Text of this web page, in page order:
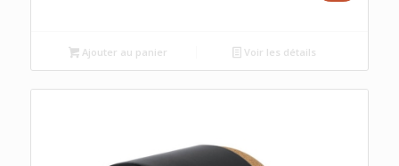
était :
د.م.55.00.
د.م.50.00.
Ajouter au panier Voir les détails